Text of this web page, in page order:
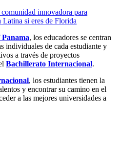
innovadora para
si eres de Florida
, los educadores se centran
individuales de cada estudiante y
a través de proyectos
Bachillerato Internacional.
, los estudiantes tienen la
y encontrar su camino en el
a las mejores universidades a